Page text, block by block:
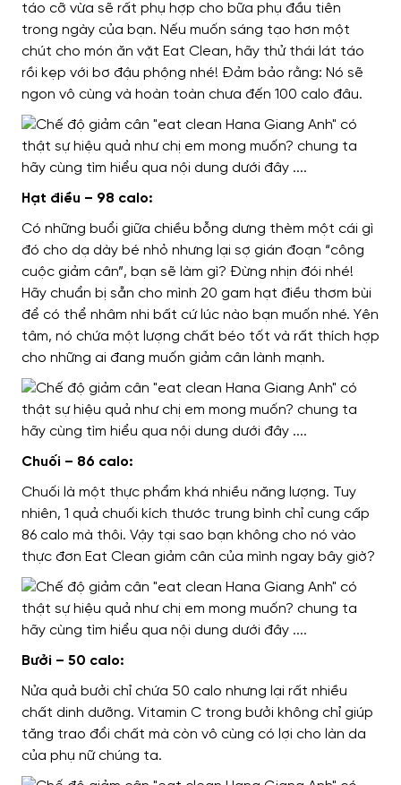
táo cỡ vừa sẽ rất phụ hợp cho bữa phụ đầu tiên
trong ngày của bạn. Nếu muốn sáng tạo hơn một
chút cho món ăn vặt Eat Clean, hãy thử thái lát táo
rồi kẹp với bơ đậu phộng nhé! Đảm bảo rằng: Nó sẽ
ngon vô cùng và hoàn toàn chưa đến 100 calo đâu.
Hạt điều – 98 calo:
Có những buổi giữa chiều bỗng dưng thèm một cái gì
đó cho dạ dày bé nhỏ nhưng lại sợ gián đoạn “công
cuộc giảm cân”, bạn sẽ làm gì? Đừng nhịn đói nhé!
Hãy chuẩn bị sẵn cho mình 20 gam hạt điều thơm bùi
để có thể nhâm nhi bất cứ lúc nào bạn muốn nhé. Yên
tâm, nó chứa một lượng chất béo tốt và rất thích hợp
cho những ai đang muốn giảm cân lành mạnh.
Chuối – 86 calo:
Chuối là một thực phẩm khá nhiều năng lượng. Tuy
nhiên, 1 quả chuối kích thước trung bình chỉ cung cấp
86 calo mà thôi. Vậy tại sao bạn không cho nó vào
thực đơn Eat Clean giảm cân của mình ngay bây giờ?
Bưởi – 50 calo:
Nửa quả bưởi chỉ chứa 50 calo nhưng lại rất nhiều
chất dinh dưỡng. Vitamin C trong bưởi không chỉ giúp
tăng trao đổi chất mà còn vô cùng có lợi cho làn da
của phụ nữ chúng ta.